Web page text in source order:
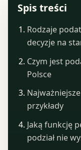
Spis treści
Rodzaje
decyzje na
Czym jest
Polsce
przykłady
Jaką funkcję
podział nie